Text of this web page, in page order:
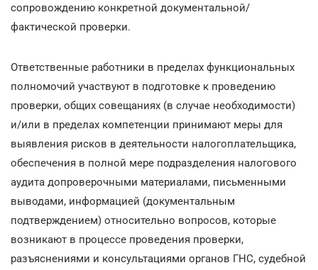
сопровождению конкретной документальной/
фактической проверки.
Ответственные работники в пределах функциональных
полномочий участвуют в подготовке к проведению
проверки, общих совещаниях (в случае необходимости)
и/или в пределах компетенции принимают меры для
выявления рисков в деятельности налогоплательщика,
обеспечения в полной мере подразделения налогового
аудита допроверочными материалами, письменными
выводами, информацией (документальным
подтверждением) относительно вопросов, которые
возникают в процессе проведения проверки,
разъяснениями и консультациями органов ГНС, судебной